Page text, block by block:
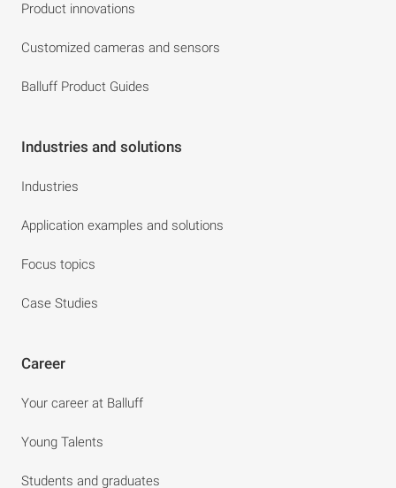
Product innovations
Customized cameras and sensors
Balluff Product Guides
Industries and solutions
Industries
Application examples and solutions
Focus topics
Case Studies
Career
Your career at Balluff
Young Talents
Students and graduates